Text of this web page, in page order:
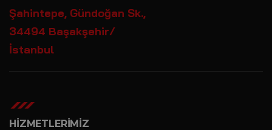
Şahintepe, Gündoğan Sk.,
34494 Başakşehir/
İstanbul
HİZMETLERİMİZ